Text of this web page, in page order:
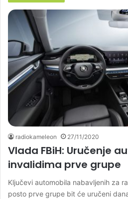
radiokameleon 27/11/2020
Vlada FBiH: Uručenje
invalidima prve grupe
Ključevi automobila nabavljenih za
posto prve grupe bit će uručeni